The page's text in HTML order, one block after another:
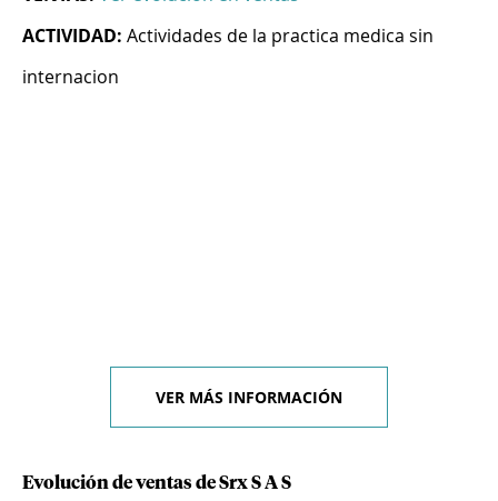
ACTIVIDAD: Actividades de la practica medica sin
internacion
VER MÁS INFORMACIÓN
Evolución de ventas de Srx S A S